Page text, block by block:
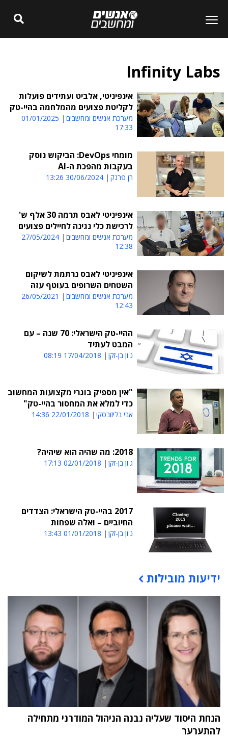
Infinity Labs
אינפיניטי, אלביט ועתידים פועלות
לקליטת פצועים מהמלחמה בהיי-טק
מערכת אנשים ומחשבים
01/01/2025
17:33
מומחי DevOps: הביקוש נוסק
בעקבות מהפכת ה-AI
רן פרנק 30/06/2024 13:26
אינפיניטי לאבס תרמה 30 אלף ש'
לרכישת כלי נגינה לחיילים פצועים
מערכת אנשים ומחשבים
27/05/2024
12:38
אינפיניטי לאבס נרתמת לשיקום
השטחים השרופים בעוטף עזה
מערכת אנשים ומחשבים
26/05/2021
12:43
ההיי-טק הישראלי: 70 שנה – עם
המבט לעתיד
ג'ון בן-זקן 17/04/2018 08:19
"אין מספיק בוגרי מקצועות המחשוב
כדי למלא את המחסור בהיי-טק"
אבי בליזובסקי 22/01/2018 14:36
2018: מה שהיה הוא שיהיה?
ג'ון בן-זקן 02/01/2018 17:13
2017 בהיי-טק הישראלי: הצדדים
החיוביים – ואלה שפחות
ג'ון בן-זקן 01/01/2018 13:43
תוכן פרסומי
ידיעות מובילות
הנחת היסוד שעליה נבנה הניהול המודרני מתחילה
להתערער